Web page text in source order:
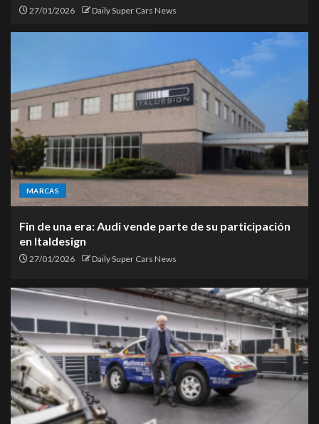
27/01/2026 Daily Super Cars News
MARCAS
Fin de una era: Audi vende parte de su participación
en Italdesign
27/01/2026 Daily Super Cars News